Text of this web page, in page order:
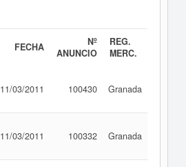
FECHA
Nº
ANUNCIO
REG.
MERC.
11/03/2011 100430 Granada
11/03/2011 100332 Granada